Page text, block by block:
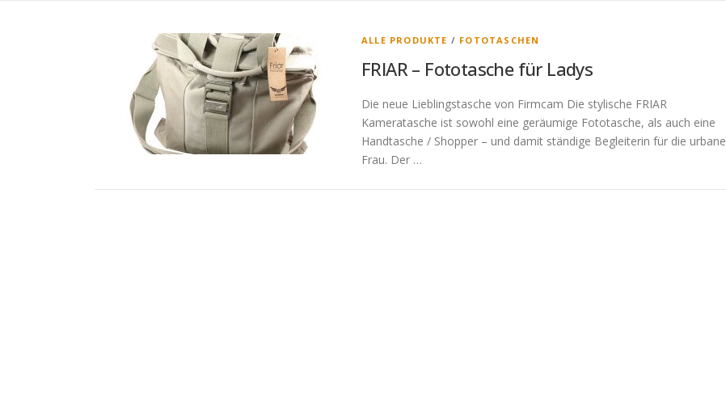
ALLE PRODUKTE / FOTOTASCHEN
FRIAR – Fototasche für Ladys
Die neue Lieblingstasche von Firmcam Die stylische FRIAR
Kameratasche ist sowohl eine geräumige Fototasche, als auch eine
Handtasche / Shopper – und damit ständige Begleiterin für die urbane
Frau. Der …